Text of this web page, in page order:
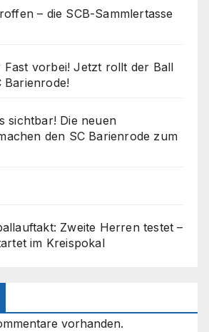
– die SCB-Sammlertasse
Fast vorbei! Jetzt rollt der Ball
Barienrode!
sichtbar! Die neuen
den SC Barienrode zum
Zweite Herren testet –
im Kreispokal
vorhanden.